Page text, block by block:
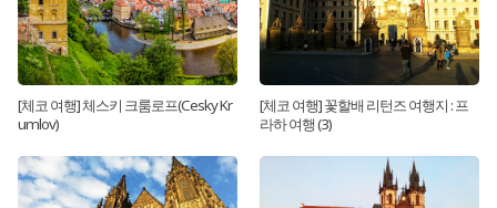
[체코 여행] 체스키 크룸로프(Cesky Kr
umlov)
[체코 여행] 꽃할배 리턴즈 여행지 : 프
라하 여행 (3)